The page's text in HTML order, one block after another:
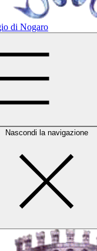
di Nogaro
Nascondi la navigazione